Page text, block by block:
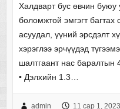
Халдварт бус өвчин буюу
боломжтой эмгэгт багтах
асуудал, үүний эрсдэлт
хэрэглээ эрчүүдэд
шалтгаант нас баралтын
• Дэлхийн 1.3…
admin 11 сар 1, 2023